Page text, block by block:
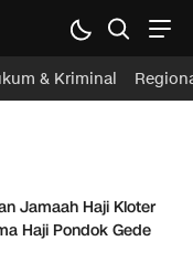
& Kriminal
Jamaah Haji Kloter
Haji Pondok Gede